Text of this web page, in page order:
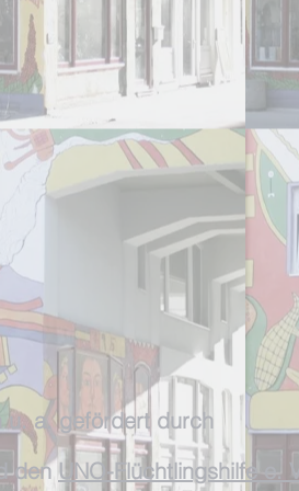
u. a. gefördert durch
den UNO-Flüchtlingshilfe e.